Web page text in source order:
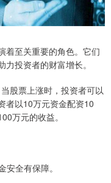
着至关重要的角色。它们
投资者的财富增长。
股票上涨时，投资者可以
者以10万元资金配资10
万元的收益。
全有保障。